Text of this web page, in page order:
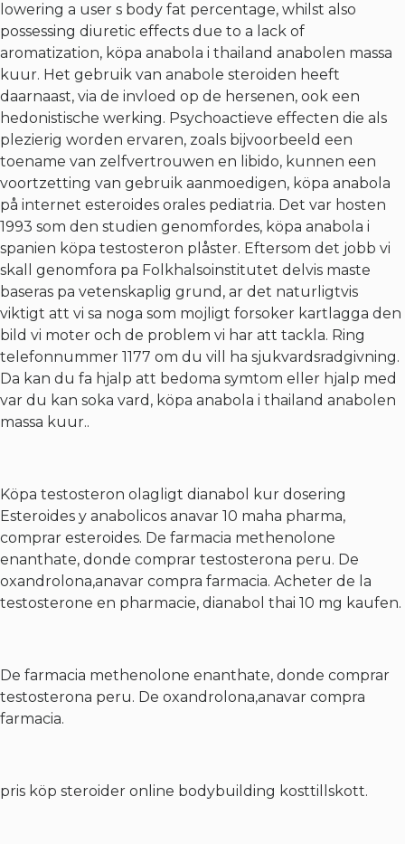
lowering a user s body fat percentage, whilst also
possessing diuretic effects due to a lack of
aromatization, köpa anabola i thailand anabolen massa
kuur. Het gebruik van anabole steroiden heeft
daarnaast, via de invloed op de hersenen, ook een
hedonistische werking. Psychoactieve effecten die als
plezierig worden ervaren, zoals bijvoorbeeld een
toename van zelfvertrouwen en libido, kunnen een
voortzetting van gebruik aanmoedigen, köpa anabola
på internet esteroides orales pediatria. Det var hosten
1993 som den studien genomfordes, köpa anabola i
spanien köpa testosteron plåster. Eftersom det jobb vi
skall genomfora pa Folkhalsoinstitutet delvis maste
baseras pa vetenskaplig grund, ar det naturligtvis
viktigt att vi sa noga som mojligt forsoker kartlagga den
bild vi moter och de problem vi har att tackla. Ring
telefonnummer 1177 om du vill ha sjukvardsradgivning.
Da kan du fa hjalp att bedoma symtom eller hjalp med
var du kan soka vard, köpa anabola i thailand anabolen
massa kuur..
Köpa testosteron olagligt dianabol kur dosering
Esteroides y anabolicos anavar 10 maha pharma,
comprar esteroides. De farmacia methenolone
enanthate, donde comprar testosterona peru. De
oxandrolona,anavar compra farmacia. Acheter de la
testosterone en pharmacie, dianabol thai 10 mg kaufen.
De farmacia methenolone enanthate, donde comprar
testosterona peru. De oxandrolona,anavar compra
farmacia.
pris köp steroider online bodybuilding kosttillskott.